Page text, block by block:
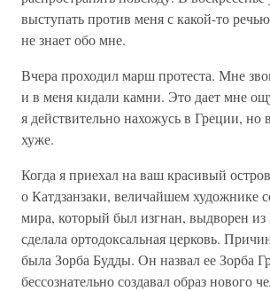
выступать против меня с какой-то
не знает обо мне.
Вчера проходил марш протеста. Мне
и в меня кидали камни. Это дает мне
я действительно нахожусь в Греции, но
хуже.
Когда я приехал на ваш красивый
о Катдзанзаки, величайшем художнике
мира, который был изгнан, выдворен
сделала ортодоксальная церковь.
была Зорба Будды. Он назвал ее Зорба
бессознательно создавал образ нового